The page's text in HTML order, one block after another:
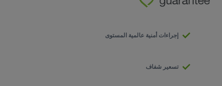
إجراءات أمنية عالمية المستوى
تسعير شفاف